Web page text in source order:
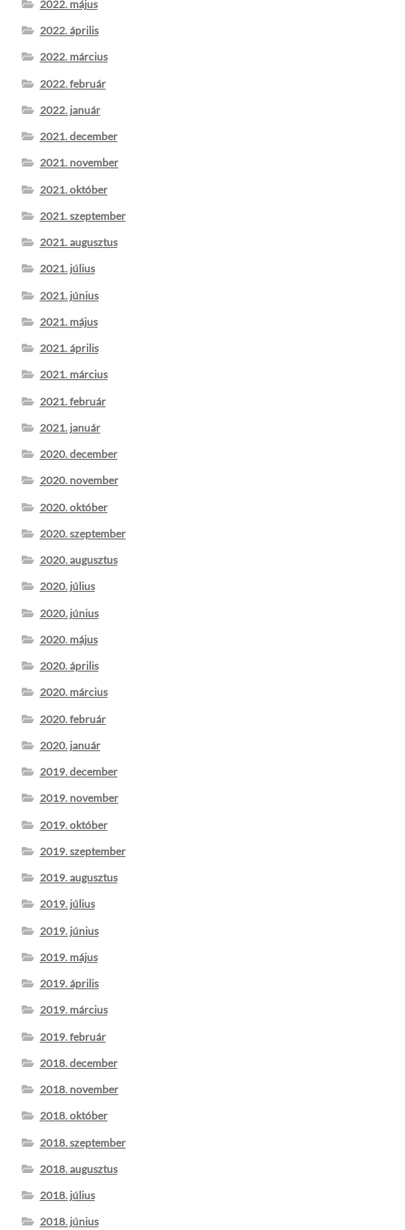
2022. május
2022. április
2022. március
2022. február
2022. január
2021. december
2021. november
2021. október
2021. szeptember
2021. augusztus
2021. július
2021. június
2021. május
2021. április
2021. március
2021. február
2021. január
2020. december
2020. november
2020. október
2020. szeptember
2020. augusztus
2020. július
2020. június
2020. május
2020. április
2020. március
2020. február
2020. január
2019. december
2019. november
2019. október
2019. szeptember
2019. augusztus
2019. július
2019. június
2019. május
2019. április
2019. március
2019. február
2018. december
2018. november
2018. október
2018. szeptember
2018. augusztus
2018. július
2018. június